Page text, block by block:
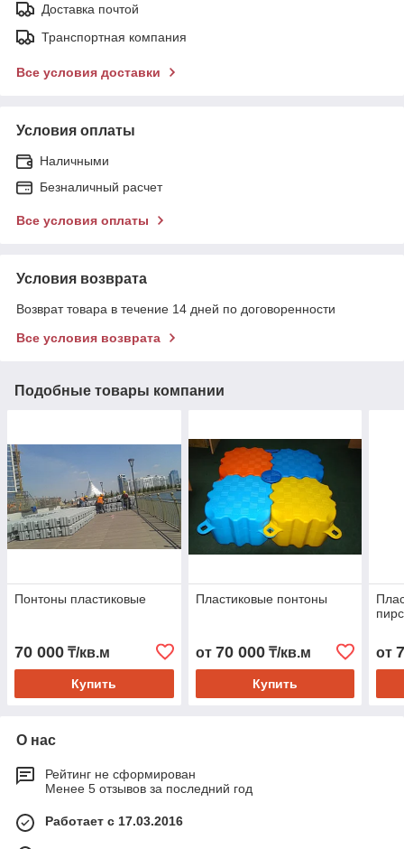
Доставка почтой
Транспортная компания
Все условия доставки
Условия оплаты
Наличными
Безналичный расчет
Все условия оплаты
Условия возврата
Возврат товара в течение 14 дней по договоренности
Все условия возврата
Подобные товары компании
Понтоны пластиковые
70 000 ₸/кв.м
Купить
Пластиковые понтоны
от 70 000₸/кв.м
Купить
от
О нас
Рейтинг не сформирован
Менее 5 отзывов за последний год
Работает с 17.03.2016